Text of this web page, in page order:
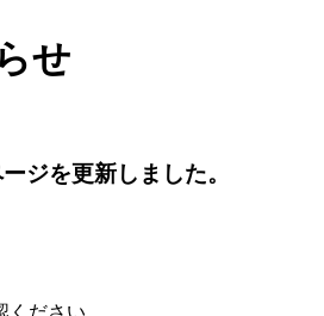
せ
ジを更新しました。
ださい。